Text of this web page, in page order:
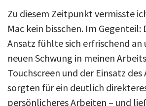
Zu diesem Zeitpunkt vermisste
Mac kein bisschen. Im Gegenteil:
Ansatz fühlte sich erfrischend
neuen Schwung in meinen
Touchscreen und der Einsatz
sorgten für ein deutlich
persönlicheres Arbeiten – und